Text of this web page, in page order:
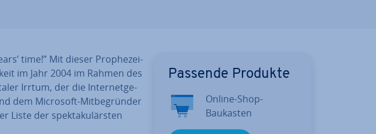
time!” Mit dieser Pro­phe­zei­
im Jahr 2004 im Rahmen des
Irrtum, der die In­ter­net­ge­
dem Microsoft-Mit­be­grün­der
Liste der spek­ta­ku­lärs­ten
Passende Produkte
Online-Shop-
Baukasten